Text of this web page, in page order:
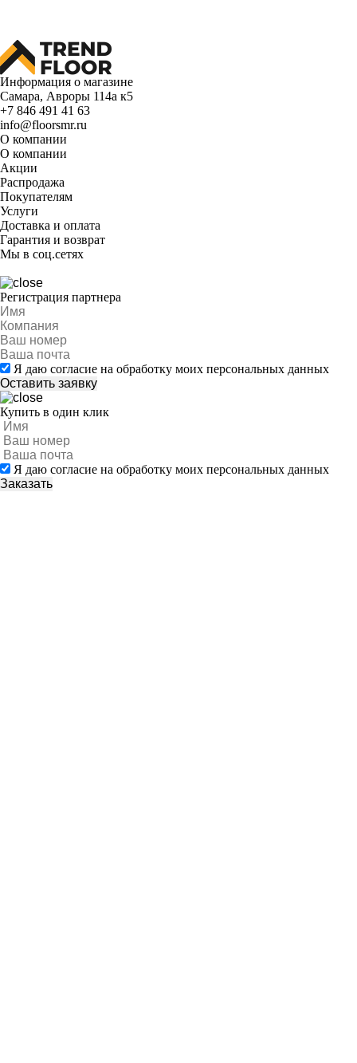
Информация о магазине
Самара, Авроры 114а к5
+7 846 491 41 63
info@floorsmr.ru
О компании
О компании
Акции
Распродажа
Покупателям
Услуги
Доставка и оплата
Гарантия и возврат
Мы в соц.сетях
Регистрация партнера
Я даю согласие на обработку моих персональных данных
Купить в один клик
Я даю согласие на обработку моих персональных данных